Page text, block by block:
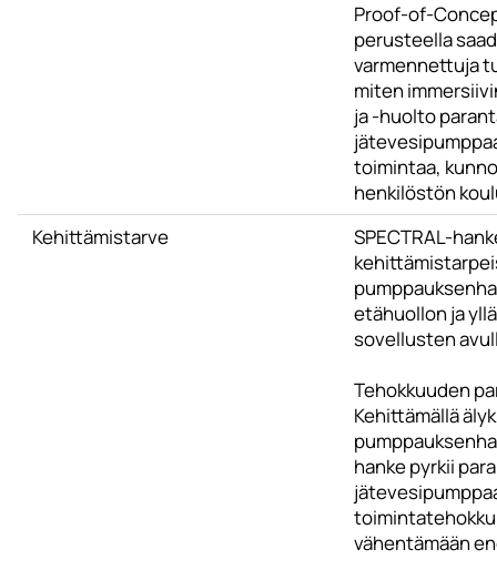
Proof-of-
perusteella
varmennettuja
miten
ja -huolto
toimintaa,
henkilöstön
Kehittämistarve
SPECTRAL-
etähuollon ja
sovellusten
Tehokkuuden
Kehittämällä
hanke pyrkii
vähentämään